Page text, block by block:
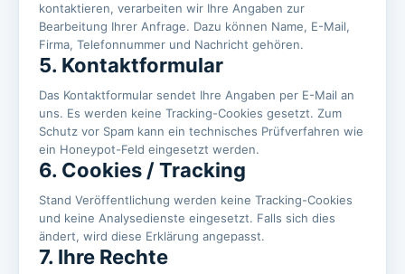
kontaktieren, verarbeiten wir Ihre Angaben zur
Bearbeitung Ihrer Anfrage. Dazu können Name, E-Mail,
Firma, Telefonnummer und Nachricht gehören.
5. Kontaktformular
Das Kontaktformular sendet Ihre Angaben per E-Mail an
uns. Es werden keine Tracking-Cookies gesetzt. Zum
Schutz vor Spam kann ein technisches Prüfverfahren wie
ein Honeypot-Feld eingesetzt werden.
6. Cookies / Tracking
Stand Veröffentlichung werden keine Tracking-Cookies
und keine Analysedienste eingesetzt. Falls sich dies
ändert, wird diese Erklärung angepasst.
7. Ihre Rechte